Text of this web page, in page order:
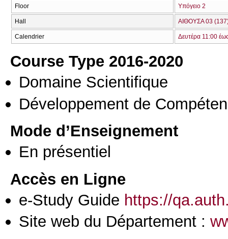
Floor Υπόγειο 2
Hall ΑΙΘΟΥΣΑ 03
Calendrier Δευτέρα 11:00
Course Type 2016-2020
Domaine Scientifique
Développement de
Mode d’Enseignement
En présentiel
Accès en Ligne
e-Study Guide https://
Site web du Département :